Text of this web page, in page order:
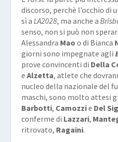
discorso, perchè l’occhio di
sì a LA2028, ma anche a
senso, non si può non
Alessandra Mao o di Bianca
giorni sono impegnate agli
prove convincenti di Della
e Alzetta, atlete che
nucleo della nazionale del
maschi, sono molto attesi
Barbotti, Camozzie Del
conferme di Lazzari,
ritrovato, Ragaini.